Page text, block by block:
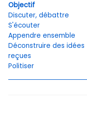
Objectif
Discuter, débattre
S'écouter
Appendre ensemble
Déconstruire des idées
reçues
Politiser